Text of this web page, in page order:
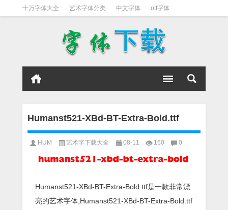
十万字体大全 艺术字体分类 中文字体 otf字体
Humanst521-XBd-BT-Extra-Bold.ttf
HUM 艺术字下载大全 08-11 160 0
Humanst521-XBd-BT-Extra-Bold.ttf是一款非常漂
亮的艺术字体,Humanst521-XBd-BT-Extra-Bold.ttf